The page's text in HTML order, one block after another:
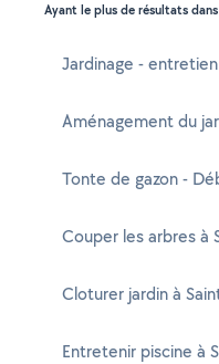
Ayant le plus de résultats
Jardinage -
Aménagement du
Tonte de gazon -
Couper les arbres à
Cloturer jardin à
Entretenir piscine à